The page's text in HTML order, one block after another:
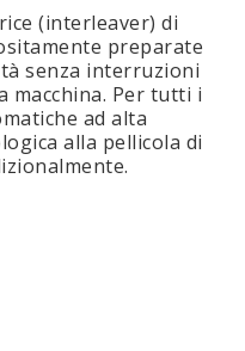
(interleaver) di
preparate
senza interruzioni
macchina. Per tutti i
ad alta
alla pellicola di